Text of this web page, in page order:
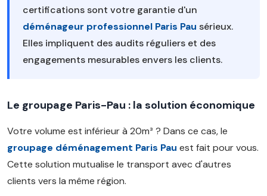
certifications sont votre garantie d'un
déménageur professionnel Paris Pau sérieux.
Elles impliquent des audits réguliers et des
engagements mesurables envers les clients.
Le groupage Paris-Pau : la solution économique
Votre volume est inférieur à 20m³ ? Dans ce cas, le
groupage déménagement Paris Pau est fait pour vous.
Cette solution mutualise le transport avec d'autres
clients vers la même région.